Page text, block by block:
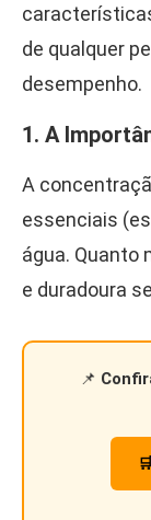
de qualquer
desempenho.
1. A
A
essenciais
água. Quanto
e duradoura
📌